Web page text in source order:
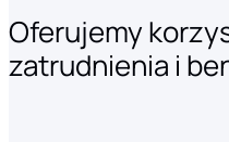
Oferujemy
zatrudnienia i